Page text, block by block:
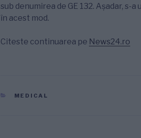
sub denumirea de GE 132. Așadar,
în acest mod.
Citeste continuarea pe News24.ro
CATEGORII
MEDICAL